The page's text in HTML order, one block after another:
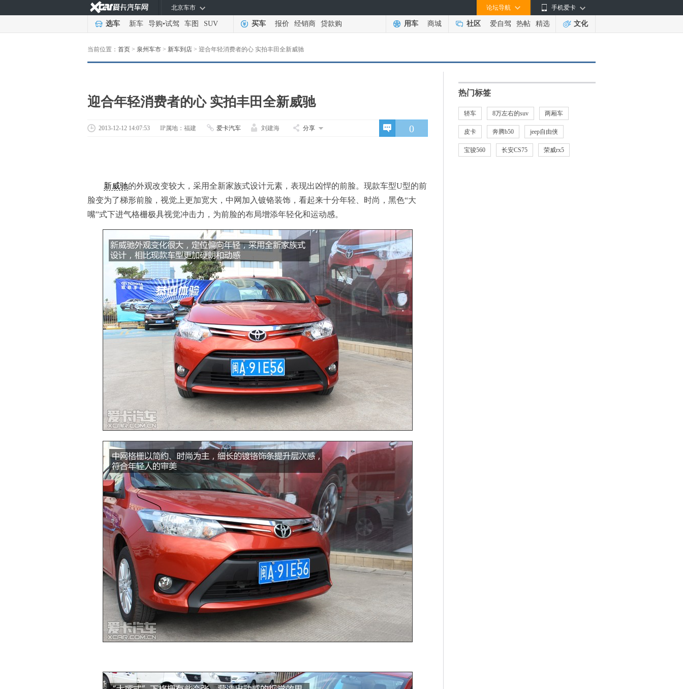
手机爱卡
论坛导航
北京车市
选车 新车 导购•试驾 车图 SUV 买车 报价 经销商 贷款购 用车 商城 社区 爱自驾 热帖 精选 文化
当前位置： 首页 > 泉州车市 > 新车到店 > 迎合年轻消费者的心 实拍丰田全新威驰
迎合年轻消费者的心 实拍丰田全新威驰
0
2013-12-12 14:07:53 IP属地：福建 爱卡汽车 刘建海 分享
新威驰的外观改变较大，采用全新家族式设计元素，表现出凶悍的前脸。现款车型U型的前
脸变为了梯形前脸，视觉上更加宽大，中网加入镀铬装饰，看起来十分年轻、时尚，黑色“大
嘴”式下进气格栅极具视觉冲击力，为前脸的布局增添年轻化和运动感。
热门标签
轿车 8万左右的suv 两厢车
皮卡 奔腾b50 jeep自由侠
宝骏560 长安CS75 荣威rx5